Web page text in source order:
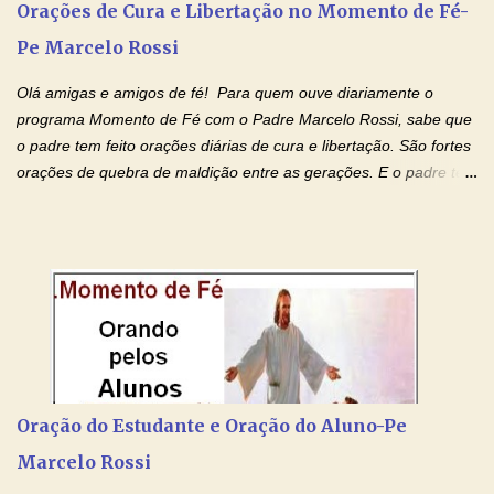
Orações de Cura e Libertação no Momento de Fé-
Pe Marcelo Rossi
Olá amigas e amigos de fé! Para quem ouve diariamente o
programa Momento de Fé com o Padre Marcelo Rossi, sabe que
o padre tem feito orações diárias de cura e libertação. São fortes
orações de quebra de maldição entre as gerações. E o padre tem
por estas valiosas orações. Tenham um lindo fim de semana na
paz de Jesus Cristo e no amor de Maria Santíssima. Adriana-
Devoção e Fé Clique para acessar: Facebook Padre Marcelo
Rossi Site Padre Marcelo Rossi (para ouvir o Momento de Fé)
Tocai, Cura! E Restaura! "Jesus, no poder de Seu Nome, peço
agora que as águas do meu batismo fluam para trás através das
gerações, através de todas as raízes da minha árvore
genealógica. Que o Sangue de Jesus, purificador e vivificante,
Oração do Estudante e Oração do Aluno-Pe
Marcelo Rossi